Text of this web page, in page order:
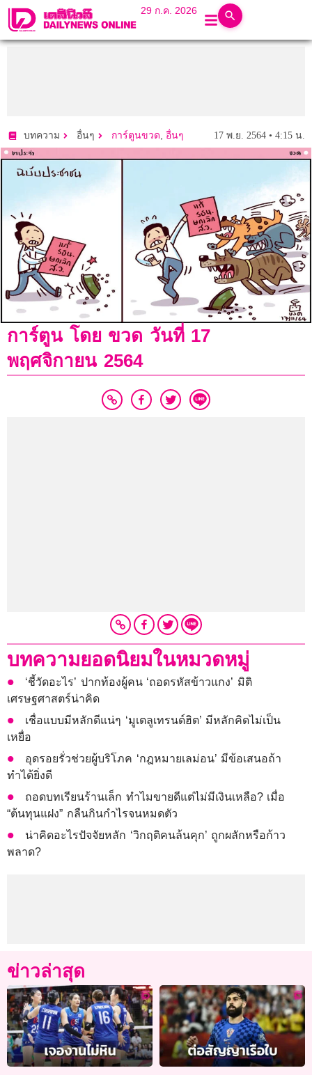
29 ก.ค. 2026
บทความ อื่นๆ การ์ตูนขวด, อื่นๆ 17 พ.ย. 2564 • 4:15 น.
การ์ตูน โดย ขวด วันที่ 17
พฤศจิกายน 2564
บทความยอดนิยมในหมวดหมู่
‘ชี้วัดอะไร’ ปากท้องผู้คน ‘ถอดรหัสข้าวแกง’ มิติ
เศรษฐศาสตร์น่าคิด
เชื่อแบบมีหลักดีแน่ๆ ‘มูเตลูเทรนด์ฮิต’ มีหลักคิดไม่เป็น
เหยื่อ
อุดรอยรั่วช่วยผู้บริโภค ‘กฎหมายเลม่อน’ มีข้อเสนอถ้า
ทำได้ยิ่งดี
ถอดบทเรียนร้านเล็ก ทำไมขายดีแต่ไม่มีเงินเหลือ? เมื่อ
“ต้นทุนแฝง” กลืนกินกำไรจนหมดตัว
น่าคิดอะไรปัจจัยหลัก ‘วิกฤติคนล้นคุก’ ถูกผลักหรือก้าว
พลาด?
ข่าวล่าสุด